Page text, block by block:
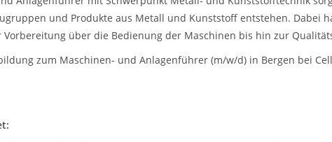
und Produkte aus Metall und Kunststoff entstehen. Dabei
Vorbereitung über die Bedienung der Maschinen bis hin zur
zum Maschinen- und Anlagenführer (m/w/d) in Bergen bei